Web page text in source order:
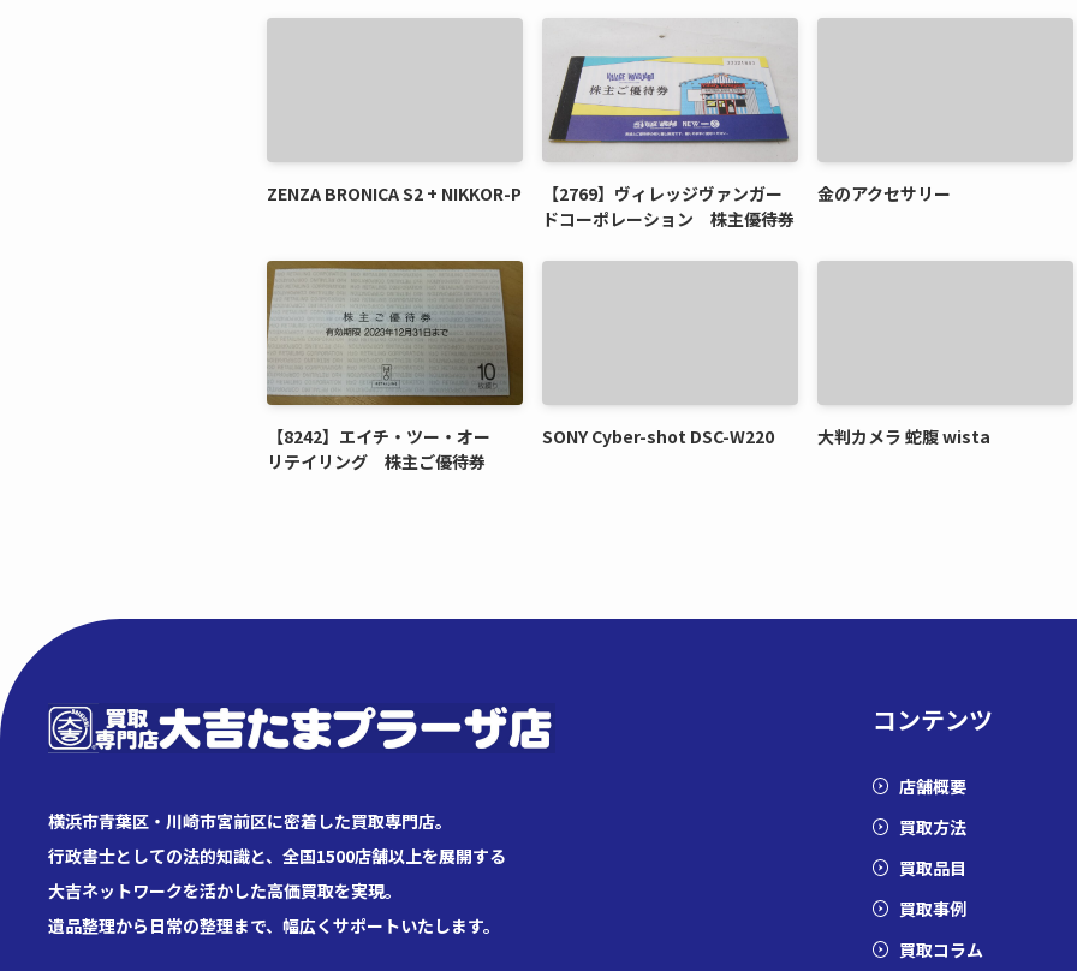
ZENZA BRONICA S2 + NIKKOR-P
【2769】ヴィレッジヴァンガー
ドコーポレーション 株主優待券
金のアクセサリー
【8242】エイチ・ツー・オー
リテイリング 株主ご優待券
SONY Cyber-shot DSC-W220 大判カメラ 蛇腹 wista
横浜市青葉区・川崎市宮前区に密着した買取専門店。
行政書士としての法的知識と、全国1500店舗以上を展開する
大吉ネットワークを活かした高価買取を実現。
遺品整理から日常の整理まで、幅広くサポートいたします。
コンテンツ
店舗概要
買取方法
買取品目
買取事例
買取コラム